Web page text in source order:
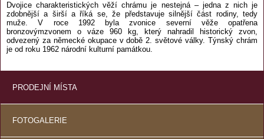
Dvojice charakteristických věží chrámu je nestejná – jedna z nich je
zdobnější a širší a říká se, že představuje silnější část rodiny, tedy
muže. V roce 1992 byla zvonice severní věže opatřena
bronzovýmzvonem o váze 960 kg, který nahradil historický zvon,
odvezený za německé okupace v době 2. světové války. Týnský chrám
je od roku 1962 národní kulturní památkou.
PRODEJNÍ MÍSTA
FOTOGALERIE